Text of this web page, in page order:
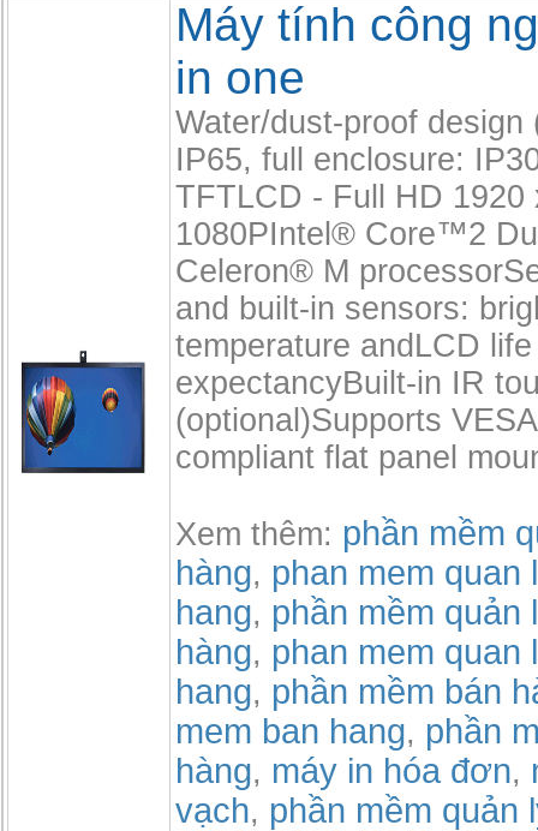
Máy tính công
in one
Water/dust-proof design
IP65, full enclosure:
TFTLCD - Full HD 1920
1080PIntel® Core™2
Celeron® M
and built-in sensors:
temperature andLCD life
expectancyBuilt-in IR
(optional)Supports
compliant flat panel
Xem thêm: phần mềm
hàng, phan mem quan
hang, phần mềm quản
hàng, phan mem quan
hang, phần mềm bán
mem ban hang, phần
hàng, máy in hóa đơn,
vạch, phần mềm quản